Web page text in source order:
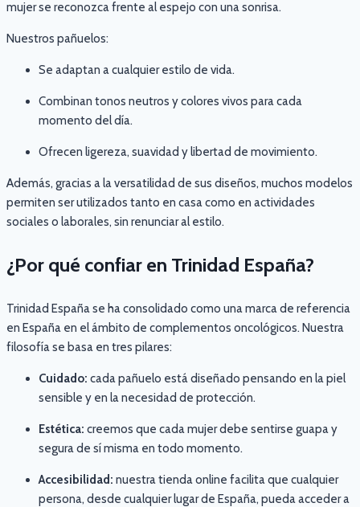
mujer se reconozca frente al espejo con una sonrisa.
Nuestros pañuelos:
Se adaptan a cualquier estilo de vida.
Combinan tonos neutros y colores vivos para cada
momento del día.
Ofrecen ligereza, suavidad y libertad de movimiento.
Además, gracias a la versatilidad de sus diseños, muchos modelos
permiten ser utilizados tanto en casa como en actividades
sociales o laborales, sin renunciar al estilo.
¿Por qué confiar en Trinidad España?
Trinidad España se ha consolidado como una marca de referencia
en España en el ámbito de complementos oncológicos. Nuestra
filosofía se basa en tres pilares:
Cuidado: cada pañuelo está diseñado pensando en la piel
sensible y en la necesidad de protección.
Estética: creemos que cada mujer debe sentirse guapa y
segura de sí misma en todo momento.
Accesibilidad: nuestra tienda online facilita que cualquier
persona, desde cualquier lugar de España, pueda acceder a